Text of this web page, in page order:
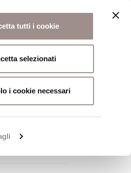
tutti i cookie
selezionati
i cookie necessari
Scuola Alti Studi